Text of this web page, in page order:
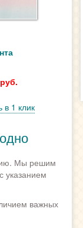
в 1 клик
Мы решим
указанием
важных